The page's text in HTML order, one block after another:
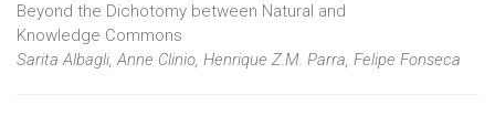
Beyond the Dichotomy between Natural and
Knowledge Commons
Sarita Albagli, Anne Clinio, Henrique Z.M. Parra, Felipe Fonseca